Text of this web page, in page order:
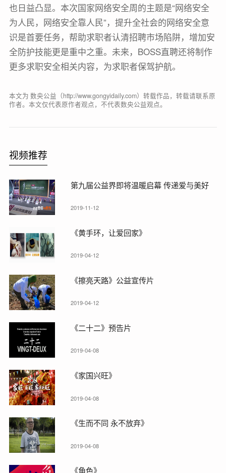
也日益凸显。本次国家网络安全周的主题是“网络安全
为人民，网络安全靠人民”，提升全社会的网络安全意
识是首要任务，帮助求职者认清招聘市场陷阱，增加安
全防护技能更是重中之重。未来，BOSS直聘还将制作
更多求职安全相关内容，为求职者保驾护航。
本文为 数央公益（http://www.gongyidaily.com）转载作品，转载请联系原
作者。本文仅代表原作者观点，不代表数央公益观点。
视频推荐
第九届公益界即将温暖启幕 传递爱与美好
2019-11-12
《黄手环，让爱回家》
2019-04-12
《擦亮天路》公益宣传片
2019-04-12
《二十二》预告片
2019-04-08
《家国兴旺》
2019-04-08
《生而不同 永不放弃》
2019-04-08
《角色》